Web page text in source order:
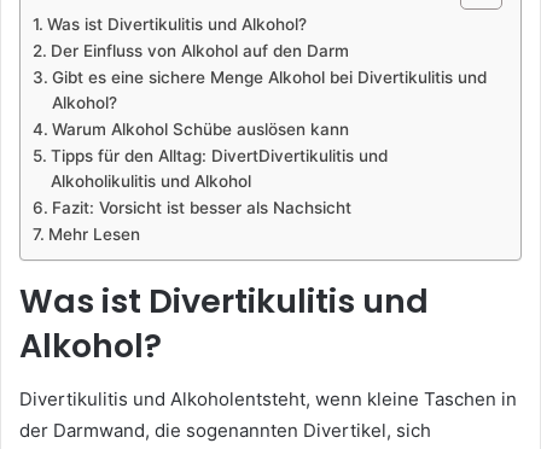
Was ist Divertikulitis und Alkohol?
Der Einfluss von Alkohol auf den Darm
Gibt es eine sichere Menge Alkohol bei Divertikulitis und
Alkohol?
Warum Alkohol Schübe auslösen kann
Tipps für den Alltag: DivertDivertikulitis und
Alkoholikulitis und Alkohol
Fazit: Vorsicht ist besser als Nachsicht
Mehr Lesen
Was ist Divertikulitis und
Alkohol?
Divertikulitis und Alkoholentsteht, wenn kleine Taschen in
der Darmwand, die sogenannten Divertikel, sich